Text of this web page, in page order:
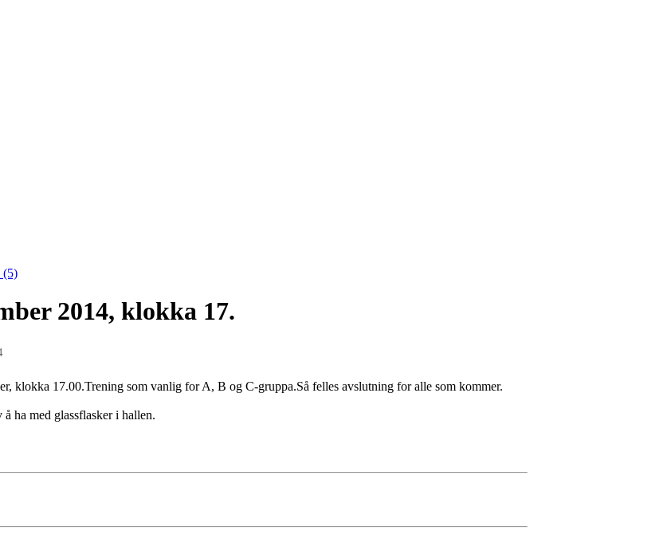
(5)
2014, klokka 17.
klokka 17.00.Trening som vanlig for A, B og C-gruppa.Så felles avslutning for alle som kommer.
ha med glassflasker i hallen.